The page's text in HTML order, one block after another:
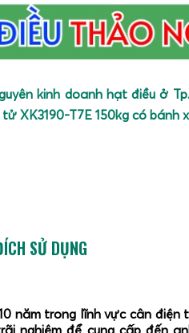
kinh doanh hạt điều ở
XK3190-T7E 150kg có bánh
SỬ DỤNG
năm trong lĩnh vực cân điện
nghiệm để cung cấp đến